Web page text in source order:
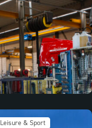
Leisure & Sport